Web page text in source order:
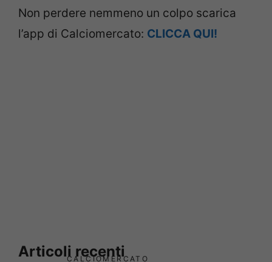
Non perdere nemmeno un colpo scarica
l’app di Calciomercato: CLICCA QUI!
Articoli recenti
CALCIOMERCATO